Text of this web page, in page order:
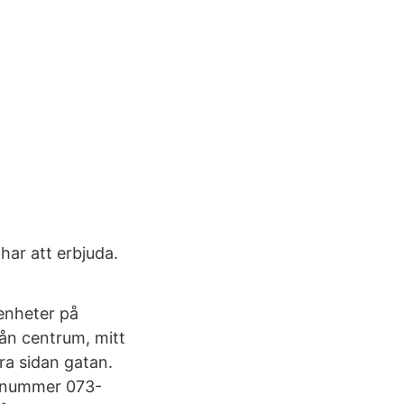
att erbjuda.
på
centrum, mitt
sidan gatan.
073-